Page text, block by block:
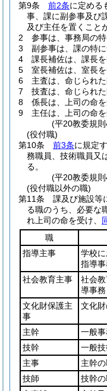
第9条
前2条に定める
事、課に副参事及び
及び主任を置くこと
2
参事は、事務局の
3
副参事は、課の特
4
課長補佐は、課長
5
室長補佐は、室長
6
主査は、命じられ
7
技査は、命じられ
8
係長は、上司の命
9
主任は、上司の命
(平20教委規
(役付職)
第10条
前3条に規定
務職員、技術職員又
る。
(平20教委規
(役付職以外の職)
第11条
課及び施設等
る職のうち、必要な
れ上司の命を受け、
職
指導主事
学校
指導事
社会教育主事
社会
導事務
文化財保護主
事
文化
主幹
一般事
技幹
一般
主事
主幹
技師
技幹